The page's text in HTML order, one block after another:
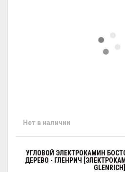
Нет в наличии
УГЛОВОЙ ЭЛЕКТРОКАМИН
ДЕРЕВО - ГЛЕНРИЧ
GLENRICH]